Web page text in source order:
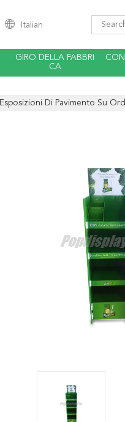
Italian
GIRO DELLA FABBRI
CA
Esposizioni Di Pavimento Su